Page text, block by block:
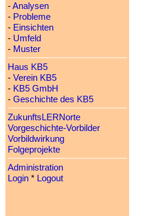
-Analysen
- Probleme
- Einsichten
- Umfeld
- Muster
Haus KB5
- Verein KB5
- KB5 GmbH
- Geschichte des KB5
ZukunftsLERNorte
Vorgeschichte-Vorbilder
Vorbildwirkung
Folgeprojekte
Administration
Login* Logout